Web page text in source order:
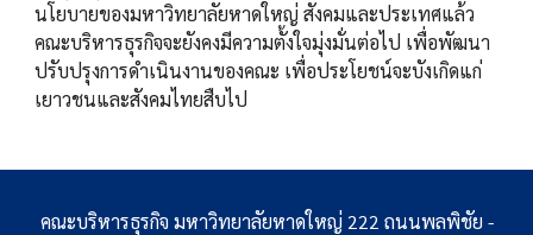
นโยบายของมหาวิทยาลัยหาดใหญ่ สังคมและประเทศแล้ว
คณะบริหารธุรกิจจะยังคงมีความตั้งใจมุ่งมั่นต่อไป เพื่อพัฒนา
ปรับปรุงการดำเนินงานของคณะ เพื่อประโยชน์จะบังเกิดแก่
เยาวชนและสังคมไทยสืบไป
คณะบริหารธุรกิจ มหาวิทยาลัยหาดใหญ่ 222 ถนนพลพิชัย -